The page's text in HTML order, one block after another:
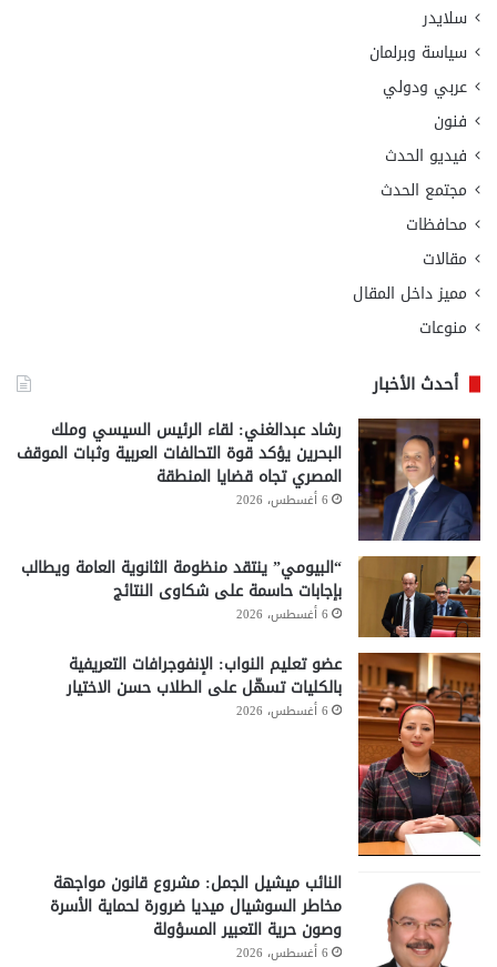
سلايدر
سياسة وبرلمان
عربي ودولي
فنون
فيديو الحدث
مجتمع الحدث
محافظات
مقالات
مميز داخل المقال
منوعات
أحدث الأخبار
رشاد عبدالغني: لقاء الرئيس السيسي وملك
البحرين يؤكد قوة التحالفات العربية وثبات الموقف
المصري تجاه قضايا المنطقة
6 أغسطس، 2026
“البيومي” ينتقد منظومة الثانوية العامة ويطالب
بإجابات حاسمة على شكاوى النتائج
6 أغسطس، 2026
عضو تعليم النواب: الإنفوجرافات التعريفية
بالكليات تسهّل على الطلاب حسن الاختيار
6 أغسطس، 2026
النائب ميشيل الجمل: مشروع قانون مواجهة
مخاطر السوشيال ميديا ضرورة لحماية الأسرة
وصون حرية التعبير المسؤولة
6 أغسطس، 2026